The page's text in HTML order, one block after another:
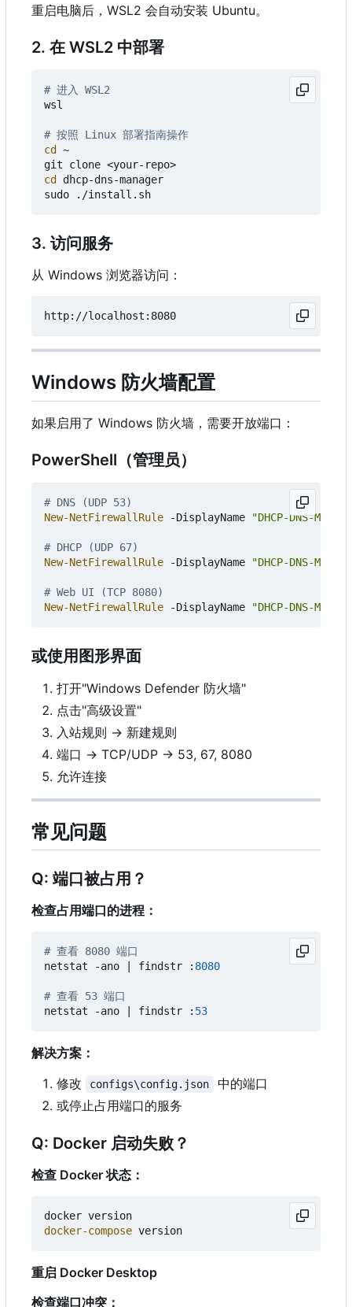
重启电脑后，WSL2 会自动安装 Ubuntu。
2. 在 WSL2 中部署
# 进入 WSL2
wsl
# 按照 Linux 部署指南操作
cd
~
cd
dhcp-dns-manager
3. 访问服务
从 Windows 浏览器访问：
Windows 防火墙配置
如果启用了 Windows 防火墙，需要开放端口：
PowerShell（管理员）
# DNS (UDP 53)
New-NetFirewallRule
-DisplayName "DHCP-DNS-
# DHCP (UDP 67)
New-NetFirewallRule
-DisplayName "DHCP-DNS-
# Web UI (TCP 8080)
New-NetFirewallRule
-DisplayName "DHCP-DNS-
或使用图形界面
打开"Windows Defender 防火墙"
点击"高级设置"
入站规则 → 新建规则
端口 → TCP/UDP → 53, 67, 8080
允许连接
常见问题
Q: 端口被占用？
检查占用端口的进程：
# 查看 8080 端口
netstat
-ano findstr : 8080
# 查看 53 端口
netstat
-ano findstr : 53
解决方案：
修改
configs\config.json
中的端口
或停止占用端口的服务
Q: Docker 启动失败？
检查 Docker 状态：
docker version
docker-compose version
重启 Docker Desktop
检查端口冲突：